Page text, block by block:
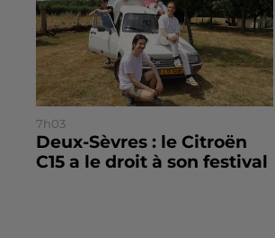
7h03
Deux-Sèvres : le Citroën
C15 a le droit à son festival